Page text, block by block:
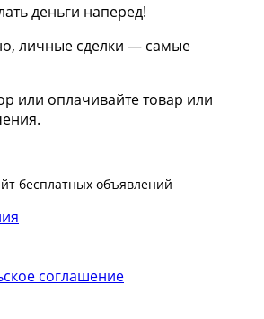
деньги наперед!
личные сделки — самые
или оплачивайте товар или
бесплатных объявлений
соглашение